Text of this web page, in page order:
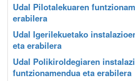
Udal Pilotalekuaren
erabilera
Udal Igerilekuetako
eta erabilera
Udal Polikiroldegiaren
funtzionamendua eta erabilera